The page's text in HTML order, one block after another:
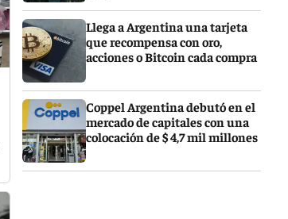
Llega a Argentina una tarjeta
que recompensa con oro,
acciones o Bitcoin cada compra
Coppel Argentina debutó en el
mercado de capitales con una
colocación de $ 4,7 mil millones